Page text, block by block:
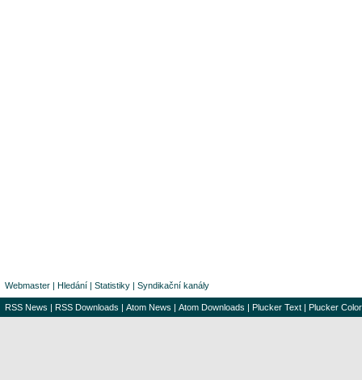
Webmaster | Hledání | Statistiky | Syndikační kanály
RSS News | RSS Downloads | Atom News | Atom Downloads | Plucker Text | Plucker Color